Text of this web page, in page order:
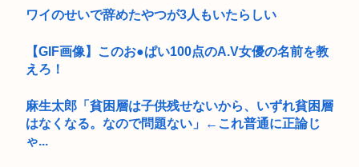
ワイのせいで辞めたやつが3人もいたらしい
【GIF画像】このお●ぱい100点のA.V女優の名前を教
えろ！
麻生太郎「貧困層は子供残せないから、いずれ貧困層
はなくなる。なので問題ない」←これ普通に正論じ
ゃ...